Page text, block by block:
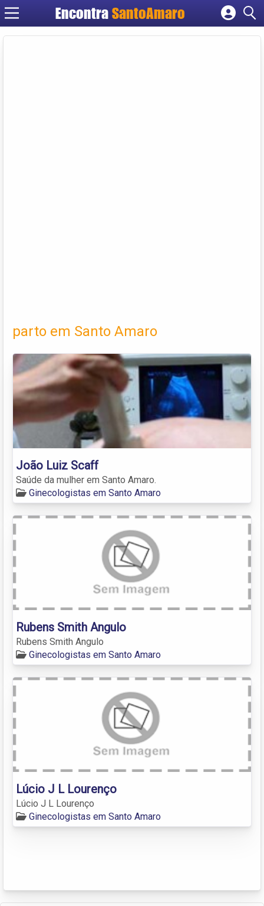
Encontra SantoAmaro
Cadastrar empresa
parto em Santo Amaro
João Luiz Scaff
Saúde da mulher em Santo Amaro.
Ginecologistas em Santo Amaro
Rubens Smith Angulo
Rubens Smith Angulo
Ginecologistas em Santo Amaro
Lúcio J L Lourenço
Lúcio J L Lourenço
Ginecologistas em Santo Amaro